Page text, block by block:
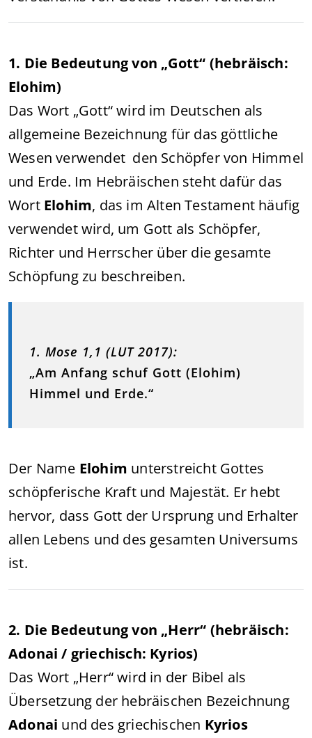
1. Die Bedeutung von „Gott“ (hebräisch:
Elohim)
Das Wort „Gott“ wird im Deutschen als
allgemeine Bezeichnung für das göttliche
Wesen verwendet den Schöpfer von Himmel
und Erde. Im Hebräischen steht dafür das
Wort Elohim, das im Alten Testament häufig
verwendet wird, um Gott als Schöpfer,
Richter und Herrscher über die gesamte
Schöpfung zu beschreiben.
1. Mose 1,1 (LUT 2017):
„Am Anfang schuf Gott (Elohim)
Himmel und Erde.“
Der Name Elohim unterstreicht Gottes
schöpferische Kraft und Majestät. Er hebt
hervor, dass Gott der Ursprung und Erhalter
allen Lebens und des gesamten Universums
ist.
2. Die Bedeutung von „Herr“ (hebräisch:
Adonai / griechisch: Kyrios)
Das Wort „Herr“ wird in der Bibel als
Übersetzung der hebräischen Bezeichnung
Adonai und des griechischen Kyrios